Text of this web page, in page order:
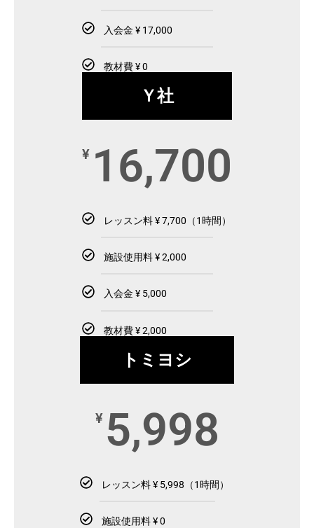
入会金 ¥ 17,000
教材費 ¥ 0
Ｙ社
¥ 16,700
レッスン料 ¥ 7,700（1時間）
施設使用料 ¥ 2,000
入会金 ¥ 5,000
教材費 ¥ 2,000
トミヨシ
¥ 5,998
レッスン料 ¥ 5,998（1時間）
施設使用料 ¥ 0